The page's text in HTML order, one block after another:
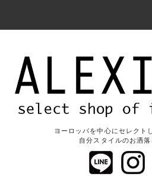
ヨーロッパを中心にセレクト
自分スタイルのお洒